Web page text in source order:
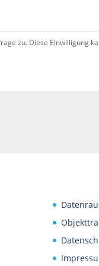
zu. Diese Einwilligung